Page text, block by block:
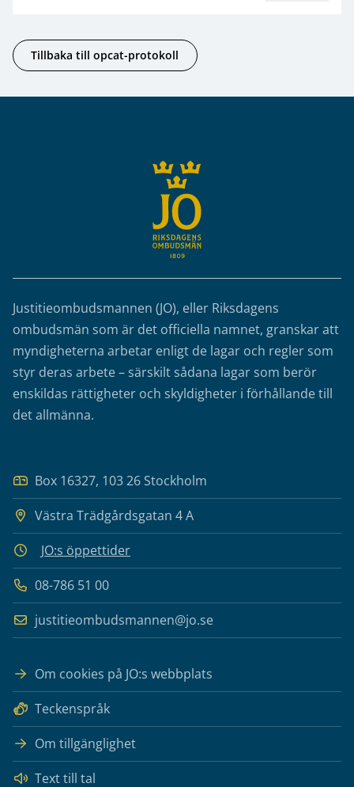
Tillbaka till opcat-protokoll
Justitieombudsmannen (JO), eller Riksdagens
ombudsmän som är det officiella namnet, granskar att
myndigheterna arbetar enligt de lagar och regler som
styr deras arbete – särskilt sådana lagar som berör
enskildas rättigheter och skyldigheter i förhållande till
det allmänna.
Box 16327, 103 26 Stockholm
Västra Trädgårdsgatan 4 A
JO:s öppettider
08-786 51 00
justitieombudsmannen@jo.se
Om cookies på JO:s webbplats
Teckenspråk
Om tillgänglighet
Text till tal